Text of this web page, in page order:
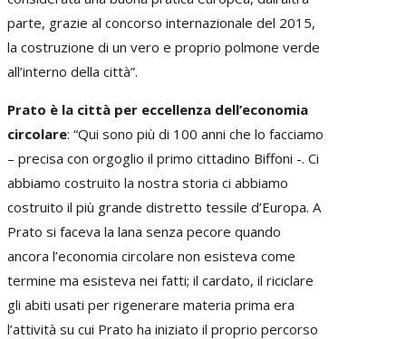
parte, grazie al concorso internazionale del 2015,
la costruzione di un vero e proprio polmone verde
all’interno della città”.
Prato è la città per eccellenza dell’economia
circolare: “Qui sono più di 100 anni che lo facciamo
– precisa con orgoglio il primo cittadino Biffoni -. Ci
abbiamo costruito la nostra storia ci abbiamo
costruito il più grande distretto tessile d’Europa. A
Prato si faceva la lana senza pecore quando
ancora l’economia circolare non esisteva come
termine ma esisteva nei fatti; il cardato, il riciclare
gli abiti usati per rigenerare materia prima era
l’attività su cui Prato ha iniziato il proprio percorso